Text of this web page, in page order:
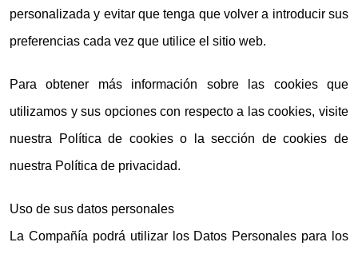
personalizada y evitar que tenga que volver a introducir sus
preferencias cada vez que utilice el sitio web.
Para obtener más información sobre las cookies que
utilizamos y sus opciones con respecto a las cookies, visite
nuestra Política de cookies o la sección de cookies de
nuestra Política de privacidad.
Uso de sus datos personales
La Compañía podrá utilizar los Datos Personales para los